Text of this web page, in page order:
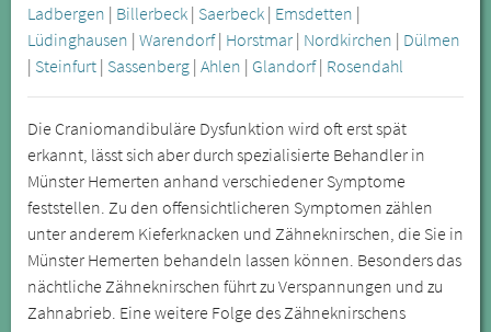
Ladbergen | Billerbeck | Saerbeck | Emsdetten |
Lüdinghausen | Warendorf| Horstmar | Nordkirchen | Dülmen
| Steinfurt | Sassenberg | Ahlen | Glandorf| Rosendahl
Die Craniomandibuläre Dysfunktion wird oft erst spät
erkannt, lässt sich aber durch spezialisierte Behandler in
Münster Hemerten anhand verschiedener Symptome
feststellen. Zu den offensichtlicheren Symptomen zählen
unter anderem Kieferknacken und Zähneknirschen, die Sie in
Münster Hemerten behandeln lassen können. Besonders das
nächtliche Zähneknirschen führt zu Verspannungen und zu
Zahnabrieb. Eine weitere Folge des Zähneknirschens